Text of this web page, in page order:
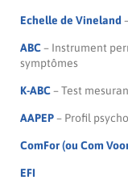
Echelle de Vineland
ABC– Instrument
symptômes
K-ABC– Test
AAPEP– Profil
ComFor (ou Com
EFI